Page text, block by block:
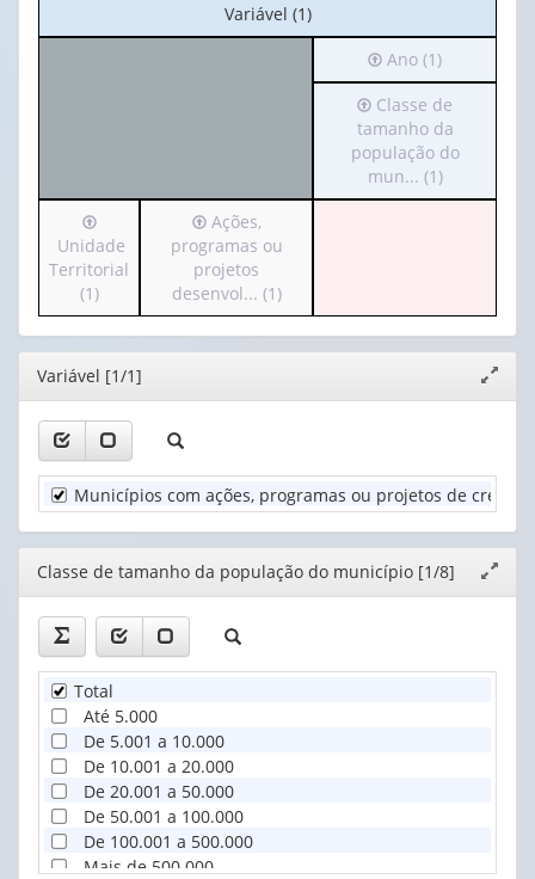
No
cabeçalho:
Variável (1)
Irá
para
o
cabeçalho
(possui
apenas
1
Ano (1)
Irá
para
o
cabeçalho
(possui
Classe
de
Classe de
tamanho da
população do
mun... (1)
Irá
para
o
cabeçalho
(possui
apenas
valor):
Unidade
Territorial
(1)
Unidade
Territorial
(1)
Irá
para
o
cabeçalho
(possui
apenas
ou
projetos
desenvol...
Ações,
programas ou
projetos
desenvol... (1)
Editor
janela
Variável [1/1]
Municípios com ações, programas ou projetos de
Editor
janela
Classe de tamanho da população do município [1/8]
Total
Até 5.000
De 5.001 a 10.000
De 10.001 a 20.000
De 20.001 a 50.000
De 50.001 a 100.000
De 100.001 a 500.000
Mais de 500.000